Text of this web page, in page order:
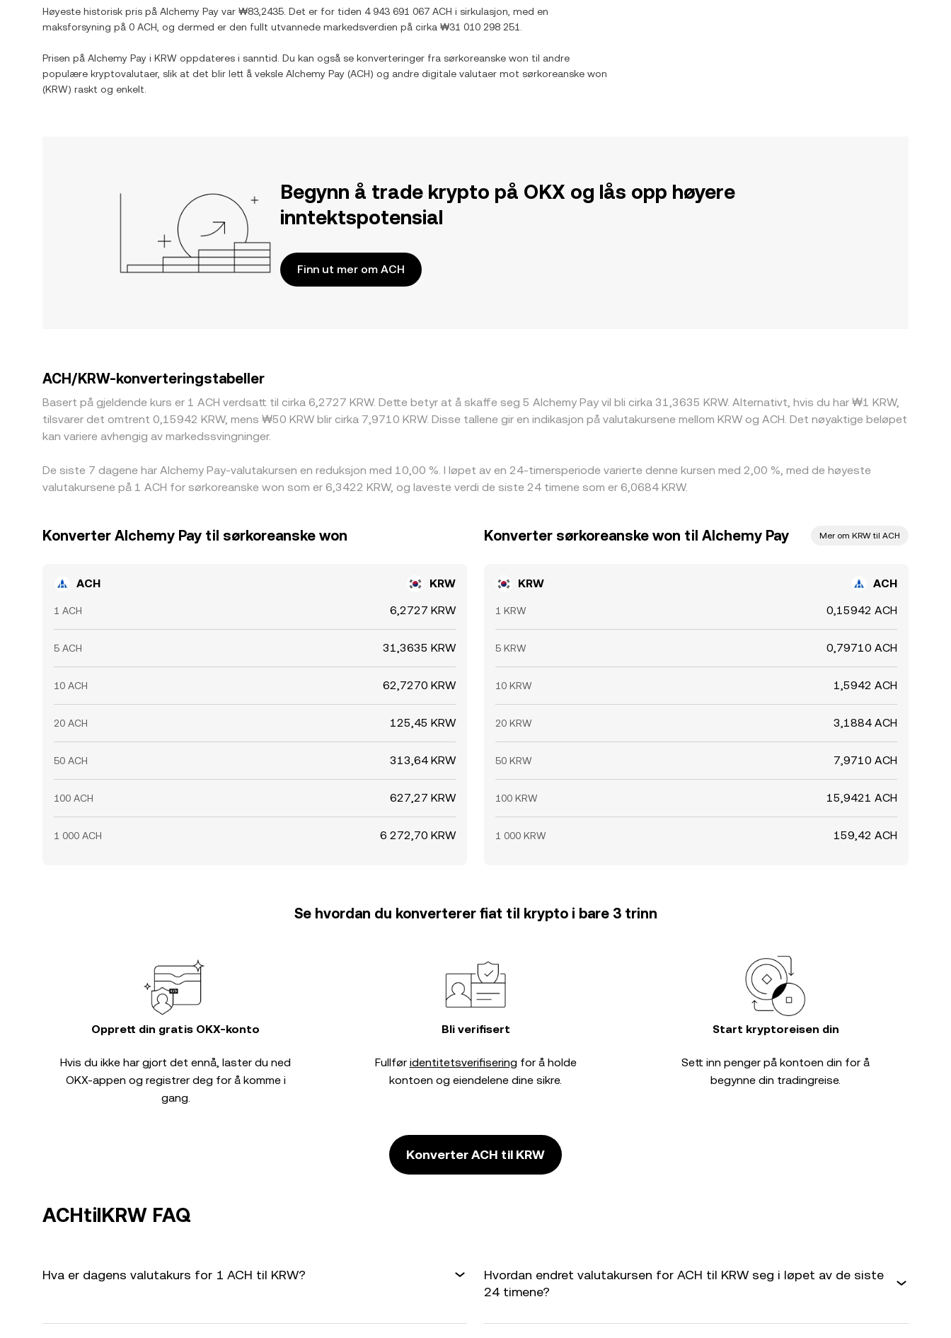
Høyeste historisk pris på Alchemy Pay var ₩83,2435 . Det er for tiden 4 943 691 067 ACH i sirkulasjon, med en
maksforsyning på 0 ACH , og dermed er den fullt utvannede markedsverdien på cirka ₩31 010 298 251
Prisen på Alchemy Pay i KRW oppdateres i sanntid. Du kan også se konverteringer fra sørkoreanske won til andre
populære kryptovalutaer, slik at det blir lett å veksle Alchemy Pay (ACH) og andre digitale valutaer mot sørkoreanske won
(KRW) raskt og enkelt.
Begynn å trade krypto på OKX og lås opp høyere
inntektspotensial
Finn ut mer om ACH
ACH/KRW-konverteringstabeller
Basert på gjeldende kurs er 1 ACH verdsatt til cirka 6,2727 KRW. Dette betyr at å skaffe seg 5 Alchemy Pay vil bli cirka 31,3635 KRW. Alternativt, hvis du har ₩1 KRW,
tilsvarer det omtrent 0,15942 KRW, mens ₩50 KRW blir cirka 7,9710 KRW. Disse tallene gir en indikasjon på valutakursene mellom KRW og ACH. Det nøyaktige beløpet
kan variere avhengig av markedssvingninger.
De siste 7 dagene har Alchemy Pay-valutakursen en reduksjon med 10,00 %. I løpet av en 24-timersperiode varierte denne kursen med 2,00 %, med de høyeste
valutakursene på 1 ACH for sørkoreanske won som er 6,3422 KRW, og laveste verdi de siste 24 timene som er 6,0684 KRW.
Konverter Alchemy Pay til sørkoreanske won
ACH KRW
1 ACH 6,2727 KRW
5 ACH 31,3635 KRW
10 ACH 62,7270 KRW
20 ACH 125,45 KRW
50 ACH 313,64 KRW
100 ACH 627,27 KRW
1 000 ACH 6 272,70 KRW
Konverter sørkoreanske won til Alchemy Pay Mer om KRW til ACH
KRW ACH
1 KRW 0,15942 ACH
5 KRW 0,79710 ACH
10 KRW 1,5942 ACH
20 KRW 3,1884 ACH
50 KRW 7,9710 ACH
100 KRW 15,9421 ACH
1 000 KRW 159,42 ACH
Se hvordan du konverterer fiat til krypto i bare 3 trinn
Opprett din gratis OKX-konto
Hvis du ikke har gjort det ennå, laster du ned
OKX-appen og registrer deg for å komme i
gang.
Bli verifisert
Fullfør identitetsverifisering for å holde
kontoen og eiendelene dine sikre.
Start kryptoreisen din
Sett inn penger på kontoen din for å
begynne din tradingreise.
Konverter ACH til KRW
ACHtilKRW FAQ
Hva er dagens valutakurs for 1 ACH til KRW?
Hvordan endret valutakursen for ACH til KRW seg i løpet av de siste
24 timene?